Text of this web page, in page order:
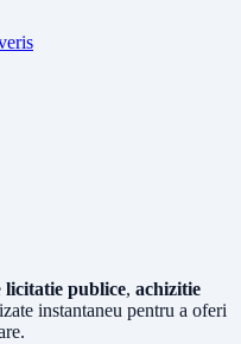
licitatie publice, achizitie
instantaneu pentru a oferi